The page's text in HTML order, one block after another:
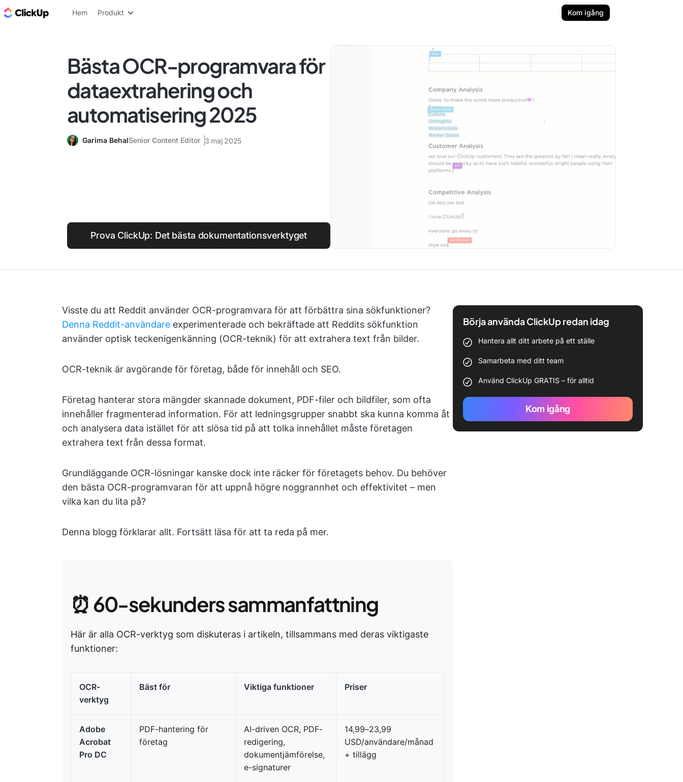
ClickUp-bloggen
Hem Produkt Kom igång
Bästa OCR-programvara för
dataextrahering och
automatisering 2025
Garima BehalSenior Content Editor 3 maj 2025
Prova ClickUp: Det bästa dokumentationsverktyget
Visste du att Reddit använder OCR-programvara för att förbättra sina sökfunktioner?
Denna Reddit-användare experimenterade och bekräftade att Reddits sökfunktion
använder optisk teckenigenkänning (OCR-teknik) för att extrahera text från bilder.
OCR-teknik är avgörande för företag, både för innehåll och SEO.
Företag hanterar stora mängder skannade dokument, PDF-filer och bildfiler, som ofta
innehåller fragmenterad information. För att ledningsgrupper snabbt ska kunna komma åt
och analysera data istället för att slösa tid på att tolka innehållet måste företagen
extrahera text från dessa format.
Grundläggande OCR-lösningar kanske dock inte räcker för företagets behov. Du behöver
den bästa OCR-programvaran för att uppnå högre noggrannhet och effektivitet – men
vilka kan du lita på?
Denna blogg förklarar allt. Fortsätt läsa för att ta reda på mer.
⏰ 60-sekunders sammanfattning
Här är alla OCR-verktyg som diskuteras i artikeln, tillsammans med deras viktigaste
funktioner:
OCR-
verktyg
Bäst för Viktiga funktioner Priser
Adobe
Acrobat
Pro DC
PDF-hantering för
företag
AI-driven OCR, PDF-
redigering,
dokumentjämförelse,
e-signaturer
14,99–23,99
USD/användare/månad
+ tillägg
Börja använda ClickUp redan idag
Hantera allt ditt arbete på ett ställe
Samarbeta med ditt team
Använd ClickUp GRATIS – för alltid
Kom igång